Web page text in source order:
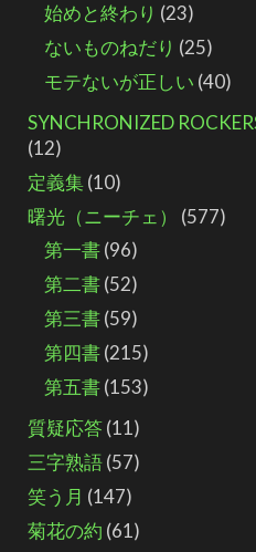
始めと終わり (23)
ないものねだり (25)
モテないが正しい (40)
SYNCHRONIZED
(12)
定義集(10)
曙光（ニーチェ）
(577)
第一書(96)
第二書(52)
第三書(59)
第四書(215)
第五書(153)
質疑応答(11)
三字熟語(57)
笑う月 (147)
菊花の約 (61)